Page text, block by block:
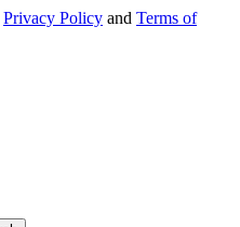
Privacy Policy and Terms of